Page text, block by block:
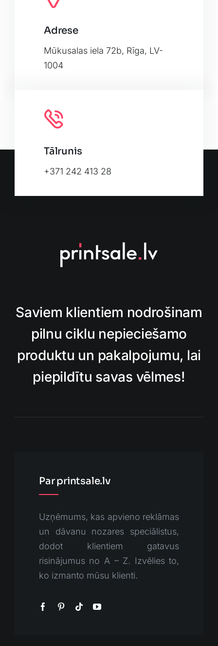
OpenStreetMap, under ODbL.
Adrese
Mūkusalas iela 72b, Rīga, LV-
1004
Tālrunis
+371 242 413 28
Saviem klientiem nodrošinam
pilnu ciklu nepieciešamo
produktu un pakalpojumu, lai
piepildītu savas vēlmes!
Par printsale.lv
Uzņēmums, kas apvieno reklāmas
un dāvanu nozares speciālistus,
dodot klientiem gatavus
risinājumus no A – Z. Izvēlies to,
ko izmanto mūsu klienti.